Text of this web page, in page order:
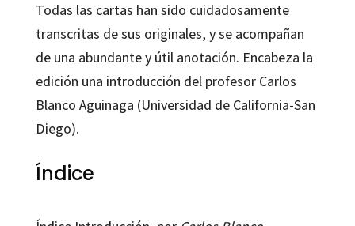
Todas las cartas han sido cuidadosamente
transcritas de sus originales, y se acompañan
de una abundante y útil anotación. Encabeza la
edición una introducción del profesor Carlos
Blanco Aguinaga (Universidad de California-San
Diego).
Índice